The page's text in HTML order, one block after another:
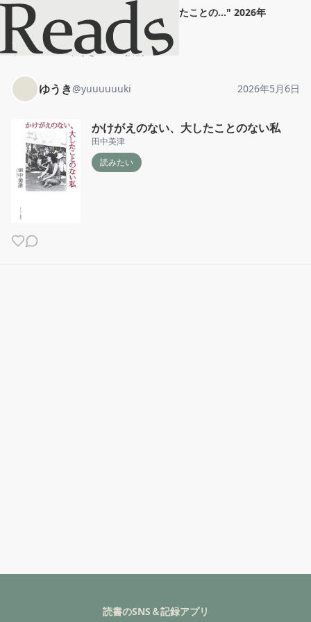
かけがえのない、大したことの..." 2026年
5月6日
ホーム
ゆうき 投稿
ゆうき@yuuuuuuki 2026年5月6日
かけがえのない、大したことのない私
田中美津
読みたい
読書のSNS＆記録アプリ